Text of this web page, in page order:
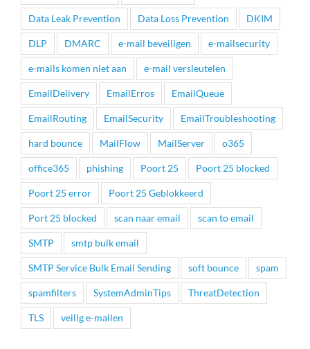
Data Leak Prevention Data Loss Prevention DKIM
DLP DMARC e-mail beveiligen e-mailsecurity
e-mails komen niet aan e-mail versleutelen
EmailDelivery EmailErros EmailQueue
EmailRouting EmailSecurity EmailTroubleshooting
hard bounce MailFlow MailServer o365
office365 phishing Poort 25 Poort 25 blocked
Poort 25 error Poort 25 Geblokkeerd
Port 25 blocked scan naar email scan to email
SMTP smtp bulk email
SMTP Service Bulk Email Sending soft bounce spam
spamfilters SystemAdminTips ThreatDetection
TLS veilig e-mailen